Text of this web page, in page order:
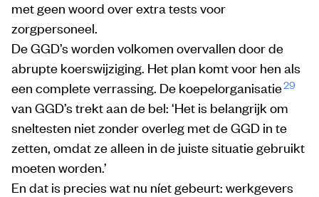
met geen woord over extra tests voor
zorgpersoneel.
De GGD’s worden volkomen overvallen door de
abrupte koerswijziging. Het plan komt voor hen als
een complete verrassing. De koepelorganisatie29
van GGD’s trekt aan de bel: ‘Het is belangrijk om
sneltesten niet zonder overleg met de GGD in te
zetten, omdat ze alleen in de juiste situatie gebruikt
moeten worden.’
En dat is precies wat nu níet gebeurt: werkgevers